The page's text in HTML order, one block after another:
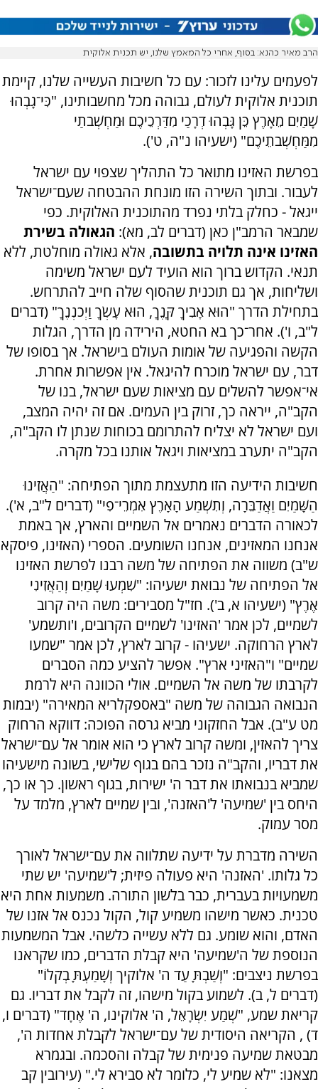
הרב מאיר כהנא: בסוף, אחרי כל המאמץ שלנו, יש תכנית אלוקית
לפעמים עלינו לזכור: עם כל חשיבות העשייה שלנו, קיימת
תוכנית אלוקית לעולם, גבוהה מכל מחשבותינו, "כִּי־גָבְהוּ
שָׁמַיִם מֵאָרֶץ כֵּן גָּבְהוּ דְרָכַי מִדַּרְכֵיכֶם וּמַחְשְׁבֹתַי
מִמַּחְשְׁבֹתֵיכֶם" (ישעיהו נ"ה, ט').
בפרשת האזינו מתואר כל התהליך שצפוי עם ישראל
לעבור. ובתוך השירה הזו מונחת ההבטחה שעם־ישראל
ייגאל - כחלק בלתי נפרד מהתוכנית האלוקית. כפי
שמבאר הרמב"ן כאן (דברים לב, מא): הגאולה בשירת
האזינו אינה תלויה בתשובה, אלא גאולה מוחלטת, ללא
תנאי. הקדוש ברוך הוא הועיד לעם ישראל משימה
ושליחות, אך גם תוכנית שהסוף שלה חייב להתרחש.
בתחילת הדרך "הוּא אָבִיךָ קָּנֶךָ, הוּא עָשְׂךָ וַיְכֹנְנֶךָ" (דברים
ל"ב, ו'). אחר־כך בא החטא, הירידה מן הדרך, הגלות
הקשה והפגיעה של אומות העולם בישראל. אך בסופו של
דבר, עם ישראל מוכרח להיגאל. אין אפשרות אחרת.
אי־אפשר להשלים עם מציאות שעם ישראל, בנו של
הקב"ה, ייראה כך, זרוק בין העמים. אם זה יהיה המצב,
ועם ישראל לא יצליח להתרומם בכוחות שנתן לו הקב"ה,
הקב"ה יתערב במציאות ויגאל אותנו בכל מקרה.
חשיבות הידיעה הזו מתעצמת מתוך הפתיחה: "הַאֲזִינוּ
הַשָּׁמַיִם וַאֲדַבֵּרָה, וְתִשְׁמַע הָאָרֶץ אִמְרֵי־פִי" (דברים ל"ב, א').
לכאורה הדברים נאמרים אל השמיים והארץ, אך באמת
אנחנו המאזינים, אנחנו השומעים. הספרי (האזינו, פיסקא
ש"ב) משווה את הפתיחה של משה רבנו לפרשת האזינו
אל הפתיחה של נבואת ישעיהו: "שִׁמְעוּ שָׁמַיִם וְהַאֲזִינִי
אֶרֶץ" (ישעיהו א, ב'). חז"ל מסבירים: משה היה קרוב
לשמיים, לכן אמר 'האזינו' לשמיים הקרובים, ו'ותשמע'
לארץ הרחוקה. ישעיהו - קרוב לארץ, לכן אמר "שמעו
שמיים" ו"האזיני ארץ". אפשר להציע כמה הסברים
לקרבתו של משה אל השמיים. אולי הכוונה היא לרמת
הנבואה הגבוהה של משה "באספקלריא המאירה" (יבמות
מט ע"ב). אבל החזקוני מביא גרסה הפוכה: דווקא הרחוק
צריך להאזין, ומשה קרוב לארץ כי הוא אומר אל עם־ישראל
את דבריו, והקב"ה נזכר בהם בגוף שלישי, בשונה מישעיהו
שמביא בנבואתו את דבר ה' ישירות, בגוף ראשון. כך או כך,
היחס בין 'שמיעה' ל'האזנה', ובין שמיים לארץ, מלמד על
מסר עמוק.
השירה מדברת על ידיעה שתלווה את עם־ישראל לאורך
כל גלותו. 'האזנה' היא פעולה פיזית; ל'שמיעה' יש שתי
משמעויות בעברית, כבר בלשון התורה. משמעות אחת היא
טכנית. כאשר מישהו משמיע קול, הקול נכנס אל אזנו של
האדם, והוא שומע. גם ללא עשייה כלשהי. אבל המשמעות
הנוספת של ה'שמיעה' היא קבלת הדברים, כמו שקראנו
בפרשת ניצבים: "וְשַׁבְתָּ עַד ה' אלוקיך וְשָׁמַעְתָּ בְקֹלוֹ"
(דברים ל, ב). לשמוע בקול מישהו, זה לקבל את דבריו. גם
קריאת שמע, "שְׁמַע יִשְׂרָאֵל, ה' אלוקינו, ה' אֶחָד" (דברים ו,
ד) , הקריאה היסודית של עם־ישראל לקבלת אחדות ה',
מבטאת שמיעה פנימית של קבלה והסכמה. ובגמרא
מצאנו: "לא שמיע לי, כלומר לא סבירא לי." (עירובין קב